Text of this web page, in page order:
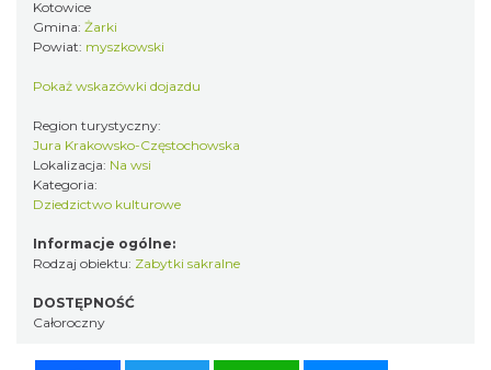
Kotowice
Gmina: Żarki
Powiat: myszkowski
Pokaż wskazówki dojazdu
Region turystyczny:
Jura Krakowsko-Częstochowska
Lokalizacja: Na wsi
Kategoria:
Dziedzictwo kulturowe
Informacje ogólne:
Rodzaj obiektu: Zabytki sakralne
DOSTĘPNOŚĆ
Całoroczny